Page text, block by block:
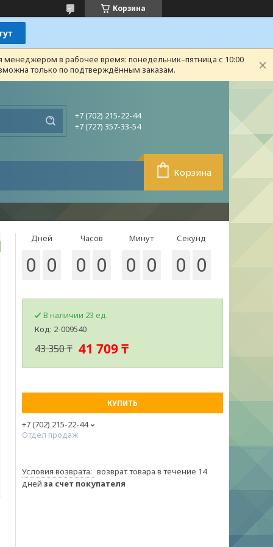
Корзина
менеджером в рабочее время: понедельник–пятница с 10:00
только по подтверждённым заказам.
+7 (702) 215-22-44
+7 (727) 357-33-54
Корзина
Дней
0 0
Часов
0 0
Минут
0 0
Секунд
0 0
В наличии 23 ед.
Код: 2-009540
43 350 ₸ 41 709 ₸
КУПИТЬ
+7 (702) 215-22-44
Отдел продаж
возврат товара в течение 14
дней за счет покупателя